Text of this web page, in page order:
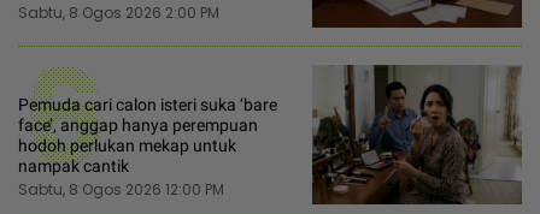
Sabtu, 8 Ogos 2026 2:00 PM
6
Pemuda cari calon isteri suka ‘bare
face’, anggap hanya perempuan
hodoh perlukan mekap untuk
nampak cantik
Sabtu, 8 Ogos 2026 12:00 PM